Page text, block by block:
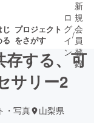
じ
る
プロジェクト
をさがす
が近いプ
もうすぐ公開
されます
ロ
グ
イ
ン
/
新
規
会
員
登
録
存する、可
サリー2
・写真 山梨県